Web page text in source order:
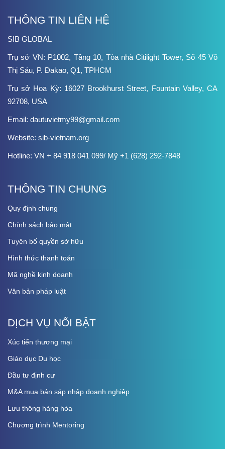
THÔNG TIN LIÊN HỆ
SIB GLOBAL
Trụ sở VN: P1002, Tầng 10, Tòa nhà Citilight Tower, Số 45 Võ
Thị Sáu, P. Đakao, Q1, TPHCM
Trụ sở Hoa Kỳ: 16027 Brookhurst Street, Fountain Valley, CA
92708, USA
Email: dautuvietmy99@gmail.com
Website: sib-vietnam.org
Hotline: VN + 84 918 041 099/ Mỹ +1 (628) 292-7848
THÔNG TIN CHUNG
Quy định chung
Chính sách bảo mật
Tuyên bố quyền sở hữu
Hình thức thanh toán
Mã nghề kinh doanh
Văn bản pháp luật
DỊCH VỤ NỔI BẬT
Xúc tiến thương mại
Giáo dục Du học
Đầu tư định cư
M&A mua bán sáp nhập doanh nghiệp
Lưu thông hàng hóa
Chương trình Mentoring